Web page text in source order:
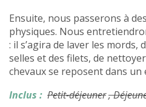
Ensuite, nous passerons à
physiques. Nous
: il s’agira de laver les mords,
selles et des filets, de
chevaux se reposent dans
Inclus : Petit-déjeuner,